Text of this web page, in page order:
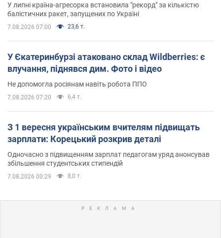
У липні країна-агресорка встановила "рекорд" за кількістю
балістичних ракет, запущених по Україні
7.08.2026 07:00 23,6 т.
У Єкатеринбурзі атаковано склад Wildberries: є
влучання, піднявся дим. Фото і відео
Не допомогла росіянам навіть робота ППО
7.08.2026 07:20 6,4 т.
З 1 вересня українським вчителям підвищать
зарплати: Корецький розкрив деталі
Одночасно з підвищенням зарплат педагогам уряд анонсував
збільшення студентських стипендій
7.08.2026 00:29 8,0 т.